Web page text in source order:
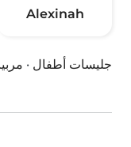
Alexinah
جليسات أطفال ·